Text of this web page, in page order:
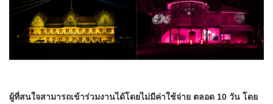
ผู้ที่สนใจสามารถเข้าร่วมงานได้โดยไม่มีค่าใช้จ่าย ตลอด 10 วัน โดย